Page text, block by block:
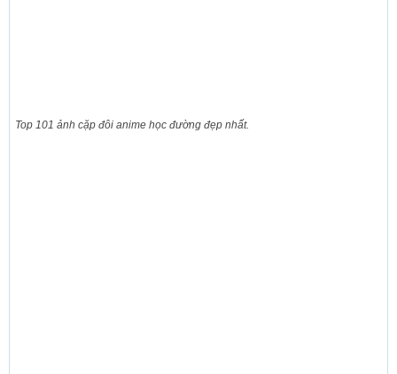
Top 101 ảnh cặp đôi anime học đường đẹp nhất.